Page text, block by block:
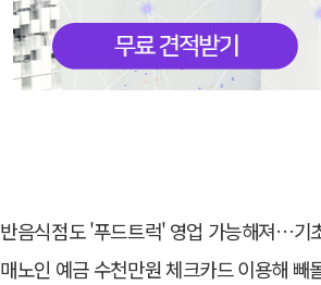
음식점도 '푸드트럭' 영업 가능해져…기초단체별 조
노인 예금 수천만원 체크카드 이용해 빼돌린 70대